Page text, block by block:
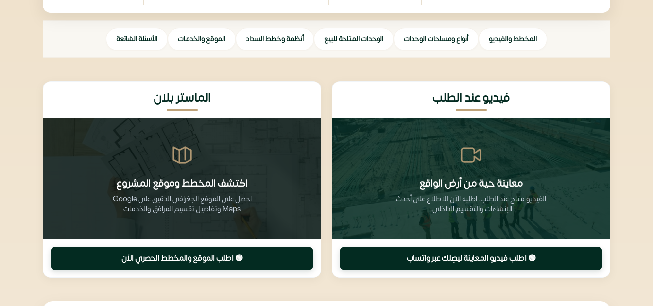
المخطط والفيديو أنواع ومساحات الوحدات الوحدات المتاحة للبيع أنظمة وخطط السداد الموقع والخدمات الأسئلة الشائعة
فيديو عند الطلب
معاينة حية من أرض الواقع
الفيديو متاح عند الطلب. اطلبه الآن للاطلاع على أحدث
الإنشاءات والتقسيم الداخلي.
🟢 اطلب فيديو المعاينة ليصِلك عبر واتساب
الماستر بلان
اكتشف المخطط وموقع المشروع
احصل على الموقع الجغرافي الدقيق على Google
Maps وتفاصيل تقسيم المرافق والخدمات
🟢 اطلب الموقع والمخطط الحصري الآن